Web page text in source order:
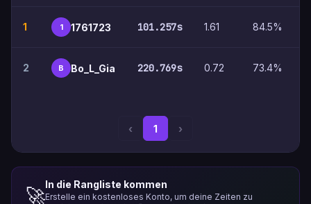
1 1 1761723 101.257s 1.61 84.5%
2 B Bo_L_Gia 220.769s 0.72 73.4%
‹ 1 ›
🚀In die Rangliste kommen
Erstelle ein kostenloses Konto, um deine Zeiten zu